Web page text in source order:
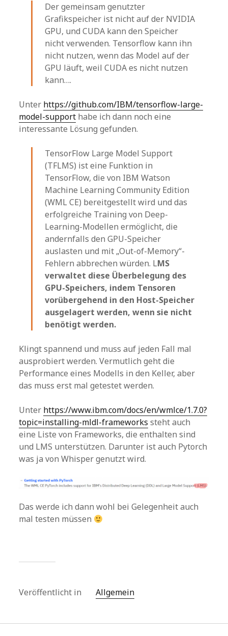
Der gemeinsam genutzter
Grafikspeicher ist nicht auf der NVIDIA
GPU, und CUDA kann den Speicher
nicht verwenden. Tensorflow kann ihn
nicht nutzen, wenn das Model auf der
GPU läuft, weil CUDA es nicht nutzen
kann….
Unter https://github.com/IBM/tensorflow-large-
model-support habe ich dann noch eine
interessante Lösung gefunden.
TensorFlow Large Model Support
(TFLMS) ist eine Funktion in
TensorFlow, die von IBM Watson
Machine Learning Community Edition
(WML CE) bereitgestellt wird und das
erfolgreiche Training von Deep-
Learning-Modellen ermöglicht, die
andernfalls den GPU-Speicher
auslasten und mit „Out-of-Memory“-
Fehlern abbrechen würden. LMS
verwaltet diese Überbelegung des
GPU-Speichers, indem Tensoren
vorübergehend in den Host-Speicher
ausgelagert werden, wenn sie nicht
benötigt werden.
Klingt spannend und muss auf jeden Fall mal
ausprobiert werden. Vermutlich geht die
Performance eines Modells in den Keller, aber
das muss erst mal getestet werden.
Unter https://www.ibm.com/docs/en/wmlce/1.7.0?
topic=installing-mldl-frameworks steht auch
eine Liste von Frameworks, die enthalten sind
und LMS unterstützen. Darunter ist auch Pytorch
was ja von Whisper genutzt wird.
Das werde ich dann wohl bei Gelegenheit auch
mal testen müssen
Veröffentlicht in Allgemein